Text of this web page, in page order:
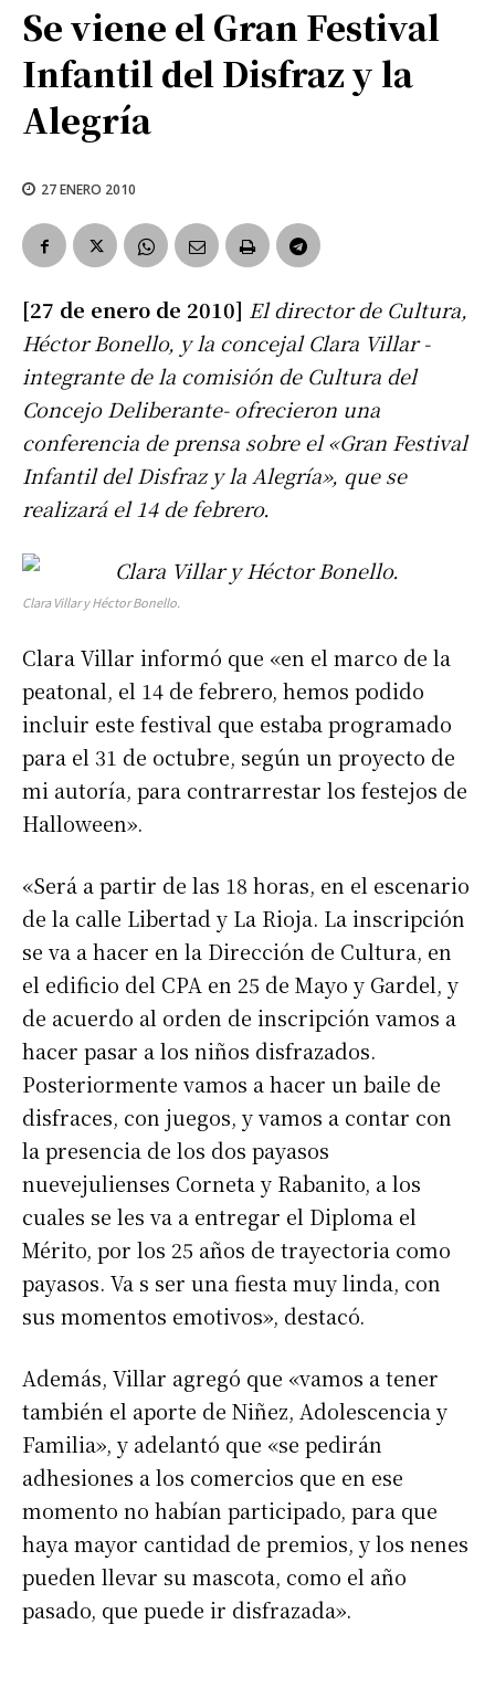
Se viene el Gran Festival
Infantil del Disfraz y la
Alegría
27 ENERO 2010
[27 de enero de 2010] El director de Cultura,
Héctor Bonello, y la concejal Clara Villar -
integrante de la comisión de Cultura del
Concejo Deliberante- ofrecieron una
conferencia de prensa sobre el «Gran Festival
Infantil del Disfraz y la Alegría», que se
realizará el 14 de febrero.
Clara Villar y Héctor Bonello.
Clara Villar informó que «en el marco de la
peatonal, el 14 de febrero, hemos podido
incluir este festival que estaba programado
para el 31 de octubre, según un proyecto de
mi autoría, para contrarrestar los festejos de
Halloween».
«Será a partir de las 18 horas, en el escenario
de la calle Libertad y La Rioja. La inscripción
se va a hacer en la Dirección de Cultura, en
el edificio del CPA en 25 de Mayo y Gardel, y
de acuerdo al orden de inscripción vamos a
hacer pasar a los niños disfrazados.
Posteriormente vamos a hacer un baile de
disfraces, con juegos, y vamos a contar con
la presencia de los dos payasos
nuevejulienses Corneta y Rabanito, a los
cuales se les va a entregar el Diploma el
Mérito, por los 25 años de trayectoria como
payasos. Va s ser una fiesta muy linda, con
sus momentos emotivos», destacó.
Además, Villar agregó que «vamos a tener
también el aporte de Niñez, Adolescencia y
Familia», y adelantó que «se pedirán
adhesiones a los comercios que en ese
momento no habían participado, para que
haya mayor cantidad de premios, y los nenes
pueden llevar su mascota, como el año
pasado, que puede ir disfrazada».